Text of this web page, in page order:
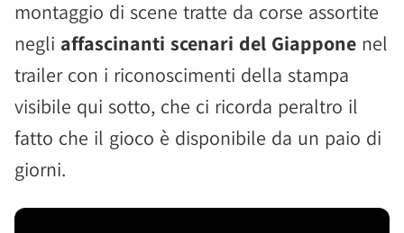
montaggio di scene tratte da corse assortite
negli affascinanti scenari del Giappone nel
trailer con i riconoscimenti della stampa
visibile qui sotto, che ci ricorda peraltro il
fatto che il gioco è disponibile da un paio di
giorni.